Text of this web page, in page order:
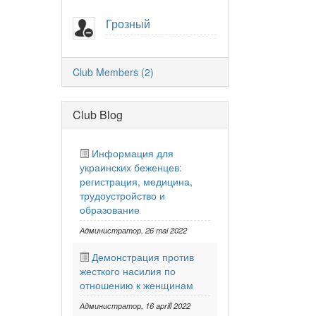
Грозный
Club Members (2)
Club Blog
Информация для
украинских беженцев:
регистрация, медицина,
трудоустройство и
образование
Администратор, 26 mai 2022
Демонстрация против
жесткого насилия по
отношению к женщинам
Администратор, 16 aprill 2022